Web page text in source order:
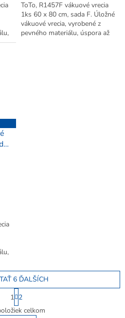
ToTo, R1457F vákuové vrecia
1ks 60 x 80 cm, sada F. Úložné
vákuové vrecia, vyrobené z
pevného materiálu, úspora až
O
v
6 ĎALŠÍCH
S
t
r
1 2
celkom